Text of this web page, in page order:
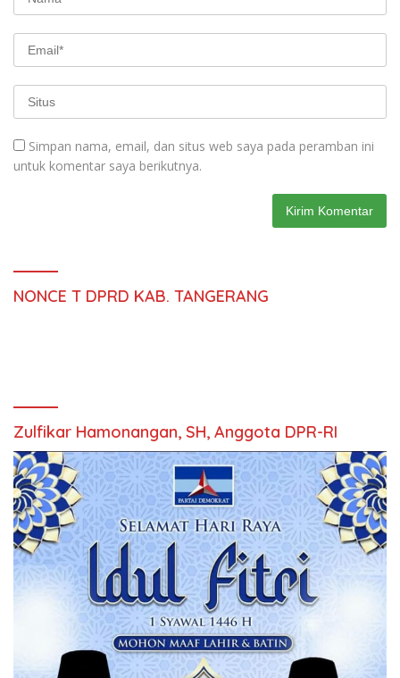
Simpan nama, email, dan situs web saya pada peramban ini
untuk komentar saya berikutnya.
NONCE T DPRD KAB. TANGERANG
Zulfikar Hamonangan, SH, Anggota DPR-RI